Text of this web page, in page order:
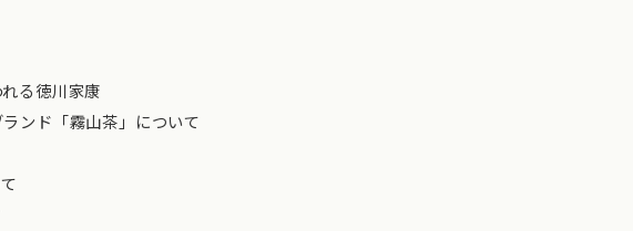
る徳川家康
ンド「霧山茶」について